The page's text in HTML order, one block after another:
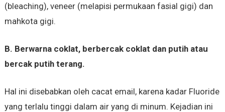
(bleaching), veneer (melapisi permukaan fasial gigi) dan
mahkota gigi.
B. Berwarna coklat, berbercak coklat dan putih atau
bercak putih terang.
Hal ini disebabkan oleh cacat email, karena kadar Fluoride
yang terlalu tinggi dalam air yang di minum. Kejadian ini